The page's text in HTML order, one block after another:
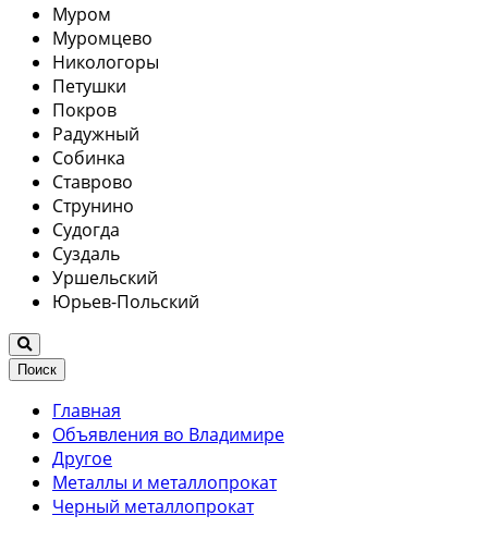
Муром
Муромцево
Никологоры
Петушки
Покров
Радужный
Собинка
Ставрово
Струнино
Судогда
Суздаль
Уршельский
Юрьев-Польский
Поиск
Главная
Объявления во Владимире
Другое
Металлы и металлопрокат
Черный металлопрокат